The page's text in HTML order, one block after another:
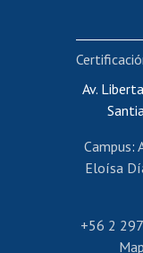
Postulación
Av.
Campus:
Eloísa
+56 2